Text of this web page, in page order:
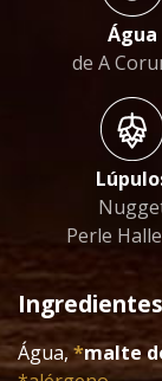
Água
de A
Perle
Ingredientes
Água, *malte